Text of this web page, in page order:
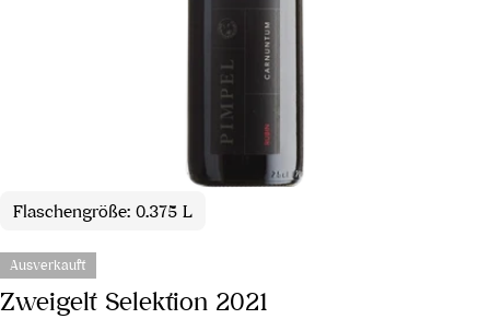
Flaschengröße: 0.375 L
Ausverkauft
Zweigelt Selektion 2021